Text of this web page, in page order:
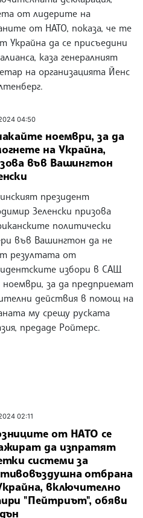
от лидерите на
от НАТО, показа, че те
Украйна да се присъедини
каза генералният
на организацията Йенс
04:50
ноември, за да
на Украйна,
във Вашингтон
президент
Зеленски призова
политически
във Вашингтон да не
резултата от
избори в САЩ
ноември, за да предприемат
действия в помощ на
му срещу руската
предаде Ройтерс.
02:11
от НАТО се
да изпратят
системи за
отбрана
включително
"Пейтриът", обяви